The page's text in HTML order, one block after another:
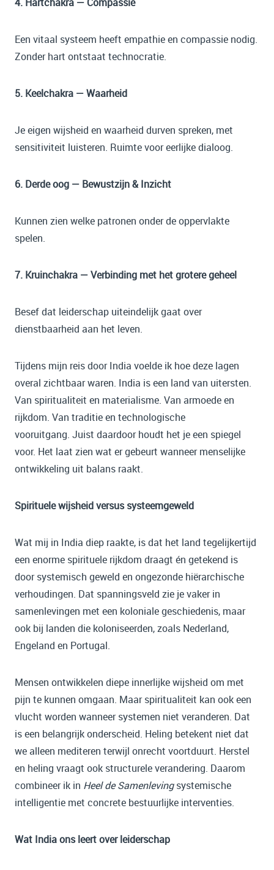
Een vitaal systeem heeft empathie en compassie nodig.
Zonder hart ontstaat technocratie.
5. Keelchakra — Waarheid
Je eigen wijsheid en waarheid durven spreken, met
sensitiviteit luisteren. Ruimte voor eerlijke dialoog.
6. Derde oog — Bewustzijn & Inzicht
Kunnen zien welke patronen onder de oppervlakte
spelen.
7. Kruinchakra — Verbinding met het grotere geheel
Besef dat leiderschap uiteindelijk gaat over
dienstbaarheid aan het leven.
Tijdens mijn reis door India voelde ik hoe deze lagen
overal zichtbaar waren. India is een land van uitersten.
Van spiritualiteit en materialisme. Van armoede en
rijkdom. Van traditie en technologische
vooruitgang. Juist daardoor houdt het je een spiegel
voor. Het laat zien wat er gebeurt wanneer menselijke
ontwikkeling uit balans raakt.
Spirituele wijsheid versus systeemgeweld
Wat mij in India diep raakte, is dat het land tegelijkertijd
een enorme spirituele rijkdom draagt én getekend is
door systemisch geweld en ongezonde hiërarchische
verhoudingen. Dat spanningsveld zie je vaker in
samenlevingen met een koloniale geschiedenis, maar
ook bij landen die koloniseerden, zoals Nederland,
Engeland en Portugal.
Mensen ontwikkelen diepe innerlijke wijsheid om met
pijn te kunnen omgaan. Maar spiritualiteit kan ook een
vlucht worden wanneer systemen niet veranderen. Dat
is een belangrijk onderscheid. Heling betekent niet dat
we alleen mediteren terwijl onrecht voortduurt. Herstel
en heling vraagt ook structurele verandering. Daarom
combineer ik in Heel de Samenlevingsystemische
intelligentie met concrete bestuurlijke interventies.
Wat India ons leert over leiderschap